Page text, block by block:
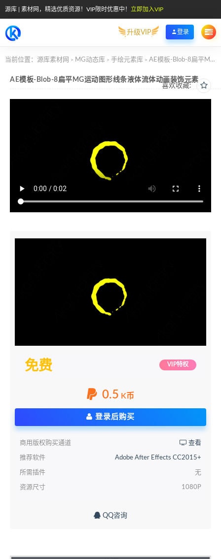
源库 | 素材网，精选优质资源！VIP限时优惠中！ 立即加入VIP
升级VIP 登录
当前位置： 源库素材网 > MG动态库 > 手绘元素库 > AE模板-Blob-8扁平MG运动图形线条液体流体动画装饰元素
喜欢收藏:
AE模板-Blob-8扁平MG运动图形线条液体流体动画装饰元素
免费 VIP特权
0.5 K币
登录后购买
商用版权购买通道 查看
推荐软件 Adobe After Effects CC2015+
所需插件 无
资源尺寸 1080P
QQ咨询